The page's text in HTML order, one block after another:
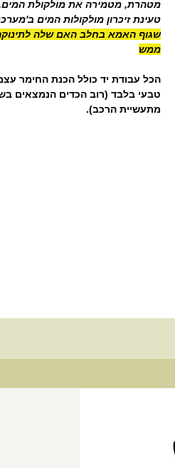
מטהרת, מטמירה את מולקולת
טעינת זיכרון מולקולות המים
שגוף האמא בחלב האם שלה
ממש
הכל עבודת יד כולל הכנת החימר
טבעי בלבד (רוב הכדים הנמצאים
מתעשיית הרכב).